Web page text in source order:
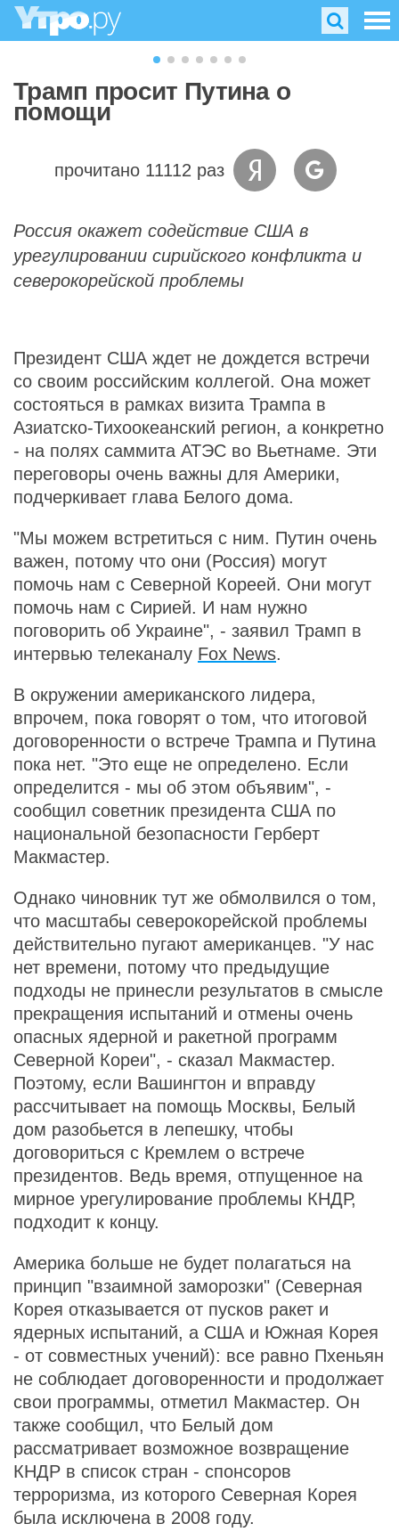
Трамп просит Путина о
помощи
прочитано 11112 раз
Россия окажет содействие США в
урегулировании сирийского конфликта и
северокорейской проблемы
Президент США ждет не дождется встречи
со своим российским коллегой. Она может
состояться в рамках визита Трампа в
Азиатско-Тихоокеанский регион, а конкретно
- на полях саммита АТЭС во Вьетнаме. Эти
переговоры очень важны для Америки,
подчеркивает глава Белого дома.
"Мы можем встретиться с ним. Путин очень
важен, потому что они (Россия) могут
помочь нам с Северной Кореей. Они могут
помочь нам с Сирией. И нам нужно
поговорить об Украине", - заявил Трамп в
интервью телеканалу Fox News.
В окружении американского лидера,
впрочем, пока говорят о том, что итоговой
договоренности о встрече Трампа и Путина
пока нет. "Это еще не определено. Если
определится - мы об этом объявим", -
сообщил советник президента США по
национальной безопасности Герберт
Макмастер.
Однако чиновник тут же обмолвился о том,
что масштабы северокорейской проблемы
действительно пугают американцев. "У нас
нет времени, потому что предыдущие
подходы не принесли результатов в смысле
прекращения испытаний и отмены очень
опасных ядерной и ракетной программ
Северной Кореи", - сказал Макмастер.
Поэтому, если Вашингтон и вправду
рассчитывает на помощь Москвы, Белый
дом разобьется в лепешку, чтобы
договориться с Кремлем о встрече
президентов. Ведь время, отпущенное на
мирное урегулирование проблемы КНДР,
подходит к концу.
Америка больше не будет полагаться на
принцип "взаимной заморозки" (Северная
Корея отказывается от пусков ракет и
ядерных испытаний, а США и Южная Корея
- от совместных учений): все равно Пхеньян
не соблюдает договоренности и продолжает
свои программы, отметил Макмастер. Он
также сообщил, что Белый дом
рассматривает возможное возвращение
КНДР в список стран - спонсоров
терроризма, из которого Северная Корея
была исключена в 2008 году.